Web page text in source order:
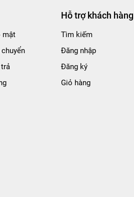
mật
Hỗ trợ khách hàng
Tìm kiếm
Đăng nhập
Đăng ký
Giỏ hàng